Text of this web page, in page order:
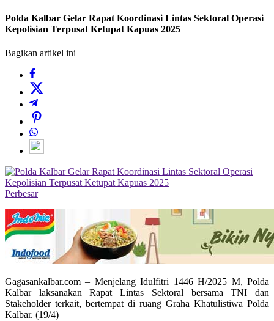
Polda Kalbar Gelar Rapat Koordinasi Lintas Sektoral Operasi
Kepolisian Terpusat Ketupat Kapuas 2025
Bagikan artikel ini
Perbesar
Gagasankalbar.com – Menjelang Idulfitri 1446 H/2025 M, Polda
Kalbar laksanakan Rapat Lintas Sektoral bersama TNI dan
Stakeholder terkait, bertempat di ruang Graha Khatulistiwa Polda
Kalbar. (19/4)